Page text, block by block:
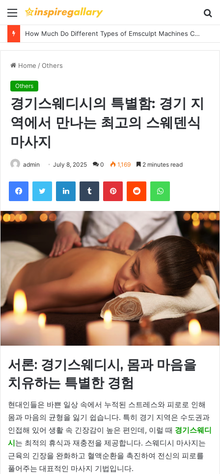
Menu
How Much Do Different Types of Emsculpt Machines Cost? A Complete Pricing Guide
Home /Others
Others
경기스웨디시의 특별함: 경기 지
역에서 만나는 최고의 스웨덴식
마사지
admin July 8, 2025 0 1,169 2 minutes read
FacebookTwitter LinkedInTumblr PinterestReddit WhatsApp
서론: 경기스웨디시, 몸과 마음을
치유하는 특별한 경험
현대인들은 바쁜 일상 속에서 누적된 스트레스와 피로로 인해
몸과 마음의 균형을 잃기 쉽습니다. 특히 경기 지역은 수도권과
인접해 있어 생활 속 긴장감이 높은 편인데, 이럴 때 경기스웨디
시는 최적의 휴식과 재충전을 제공합니다. 스웨디시 마사지는
근육의 긴장을 완화하고 혈액순환을 촉진하여 전신의 피로를
풀어주는 대표적인 마사지 기법입니다.